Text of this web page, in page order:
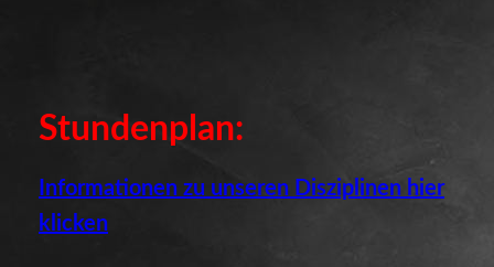
Stundenplan:
Informationen zu unseren Disziplinen hier
klicken